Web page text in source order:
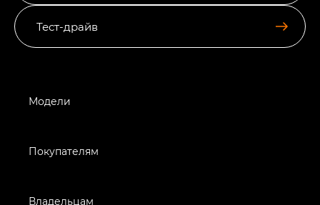
Тест-драйв
Модели
Покупателям
Владельцам